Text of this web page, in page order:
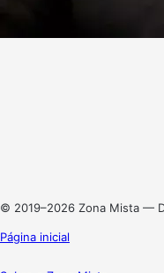
© 2019–2026 Zona Mista —
Página inicial